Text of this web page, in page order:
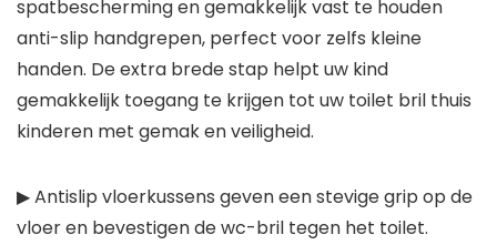
spatbescherming en gemakkelijk vast te houden
anti-slip handgrepen, perfect voor zelfs kleine
handen. De extra brede stap helpt uw kind
gemakkelijk toegang te krijgen tot uw toilet bril thuis
kinderen met gemak en veiligheid.
▶ Antislip vloerkussens geven een stevige grip op de
vloer en bevestigen de wc-bril tegen het toilet.